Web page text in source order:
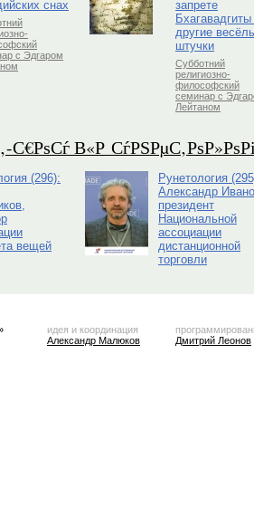
снах
с Эдгаром
запрете
Бхагавадгиты
другие
штучки
Субботний
религиозно-
философский
семинар с
Лейтаном
С€РѕСѓ В«Р
(296):
вещей
Рунетология
Александр
президент
Национальной
ассоциации
дистанционной
торговли
идея и координация
Александр Малюков
Дмитрий Леонов